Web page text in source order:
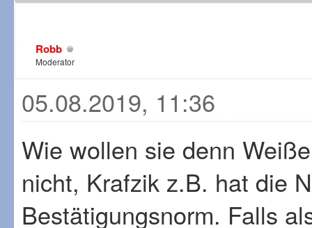
Robb
Moderator
05.08.2019, 11:36
Wie wollen sie denn
nicht, Krafzik z.B. hat die
Bestätigungsnorm. Falls